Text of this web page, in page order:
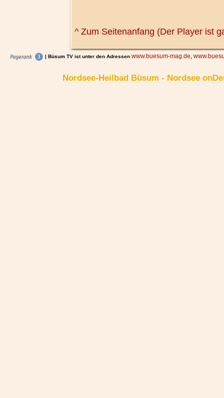
^ Zum Seitenanfang (Der Player ist
| Büsum TV ist unter den Adressen www.buesum-mag.de
Nordsee-Heilbad Büsum - Nordsee